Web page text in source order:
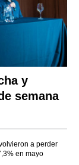
y
semana
a perder
en mayo